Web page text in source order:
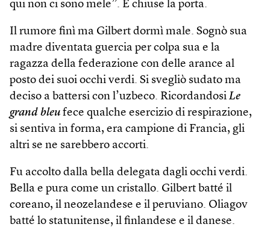
qui non ci sono mele”. E chiuse la porta.
Il rumore finì ma Gilbert dormì male. Sognò sua
madre diventata guercia per colpa sua e la
ragazza della federazione con delle arance al
posto dei suoi occhi verdi. Si svegliò sudato ma
deciso a battersi con l’uzbeco. Ricordandosi Le
grand bleu fece qualche esercizio di respirazione,
si sentiva in forma, era campione di Francia, gli
altri se ne sarebbero accorti.
Fu accolto dalla bella delegata dagli occhi verdi.
Bella e pura come un cristallo. Gilbert batté il
coreano, il neozelandese e il peruviano. Oliagov
batté lo statunitense, il finlandese e il danese.